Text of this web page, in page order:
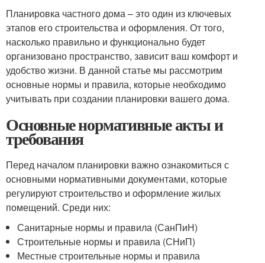
Планировка частного дома – это один из ключевых
этапов его строительства и оформления. От того,
насколько правильно и функционально будет
организовано пространство, зависит ваш комфорт и
удобство жизни. В данной статье мы рассмотрим
основные нормы и правила, которые необходимо
учитывать при создании планировки вашего дома.
Основные нормативные акты и
требования
Перед началом планировки важно ознакомиться с
основными нормативными документами, которые
регулируют строительство и оформление жилых
помещений. Среди них:
Санитарные нормы и правила (СанПиН)
Строительные нормы и правила (СНиП)
Местные строительные нормы и правила